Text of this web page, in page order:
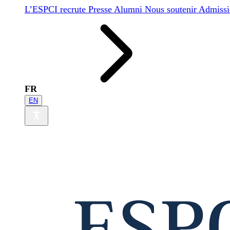
L’ESPCI recrute Presse Alumni Nous soutenir
FR
EN